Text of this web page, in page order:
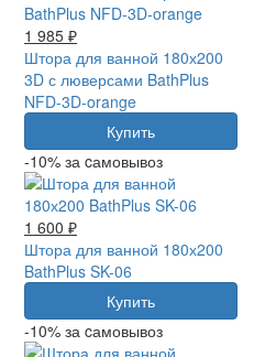
1 985 ₽
Штора для ванной 180х200
3D с люверсами BathPlus
NFD-3D-orange
Купить
-10% за cамовывоз
1 600 ₽
Штора для ванной 180х200
BathPlus SK-06
Купить
-10% за cамовывоз